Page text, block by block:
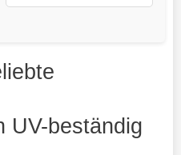
UV-beständig